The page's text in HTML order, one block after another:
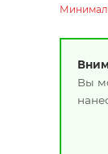
Вы